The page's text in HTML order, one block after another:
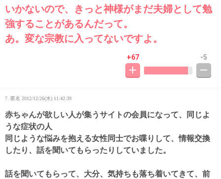
いかないので、きっと神様がまだ夫婦として勉
強することがあるんだって。
あ。変な宗教に入ってないですよ。
+67 -5
7. 匿名 2012/12/26(水) 11:42:39
赤ちゃんが欲しい人が集うサイトの会員になって、同じよ
うな症状の人
同じような悩みを抱える女性同士でお喋りして、情報交換
したり、話を聞いてもらったりしていました。
話を聞いてもらって、大分、気持ちも落ち着いてきて、前